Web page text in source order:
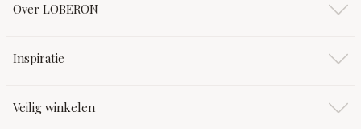
Over LOBERON
Inspiratie
Veilig winkelen